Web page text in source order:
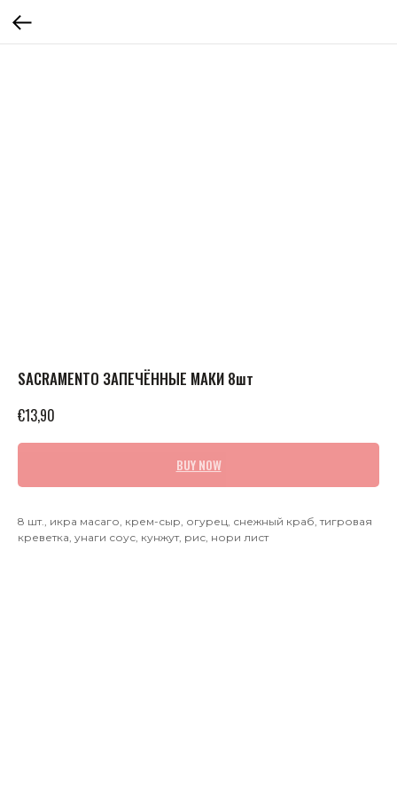
SACRAMENTO ЗАПЕЧЁННЫЕ МАКИ 8шт
€13,90
BUY NOW
8 шт., икра масаго, крем-сыр, огурец, снежный краб, тигровая
креветка, унаги соус, кунжут, рис, нори лист